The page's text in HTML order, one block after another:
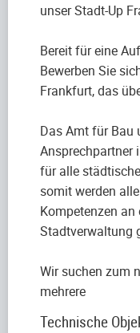
unser Stadt-Up
Bereit für eine
Bewerben Sie
Frankfurt, das
Das Amt für Bau
Ansprechpartner
für alle
somit werden
Kompetenzen an
Stadtverwaltung
Wir suchen zum
mehrere
Technische